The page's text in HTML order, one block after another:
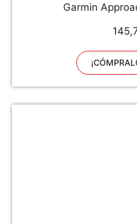
Garmin